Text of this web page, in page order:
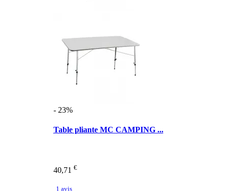
- 23%
Table pliante MC CAMPING ...
40,71 €
1 avis